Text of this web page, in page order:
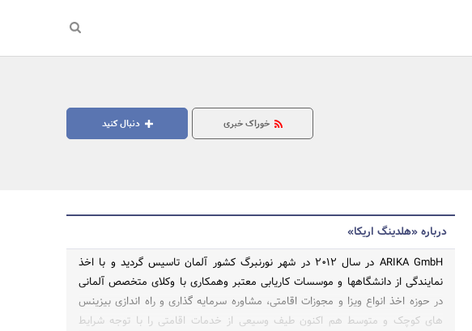
جستجو
دنبال کنید خوراک خبری
درباره «هلدینگ اریکا»
ARIKA GmbH در سال 2012 در شهر نورنبرگ کشور آلمان تاسیس گردید و با اخذ
نمایندگی از دانشگاهها و موسسات کاریابی معتبر وهمکاری با وکلای متخصص آلمانی
در حوزه اخذ انواع ویزا و مجوزات اقامتی، مشاوره سرمایه گذاری و راه اندازی بیزینس
های کوچک و متوسط هم اکنون طیف وسیعی از خدمات اقامتی را با توجه شرایط